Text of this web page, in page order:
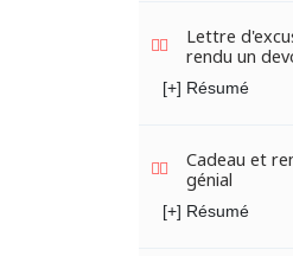
Lettre
rendu un
[+] Résumé
Cadeau et
génial
[+] Résumé